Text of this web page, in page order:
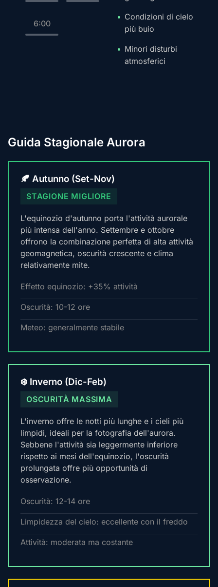
6:00
Condizioni di cielo
più buio
Minori disturbi
atmosferici
Guida Stagionale Aurora
🍂 Autunno (Set-Nov)
STAGIONE MIGLIORE
L'equinozio d'autunno porta l'attività aurorale
più intensa dell'anno. Settembre e ottobre
offrono la combinazione perfetta di alta attività
geomagnetica, oscurità crescente e clima
relativamente mite.
Effetto equinozio: +35% attività
Oscurità: 10-12 ore
Meteo: generalmente stabile
❄️ Inverno (Dic-Feb)
OSCURITÀ MASSIMA
L'inverno offre le notti più lunghe e i cieli più
limpidi, ideali per la fotografia dell'aurora.
Sebbene l'attività sia leggermente inferiore
rispetto ai mesi dell'equinozio, l'oscurità
prolungata offre più opportunità di
osservazione.
Oscurità: 12-14 ore
Limpidezza del cielo: eccellente con il freddo
Attività: moderata ma costante